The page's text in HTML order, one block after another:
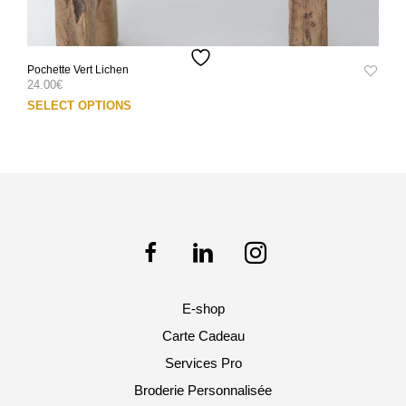
Pochette Vert Lichen
24.00€
SELECT OPTIONS
E-shop
Carte Cadeau
Services Pro
Broderie Personnalisée